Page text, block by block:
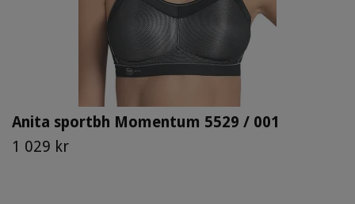
Anita sportbh Momentum 5529 / 001
1 029 kr